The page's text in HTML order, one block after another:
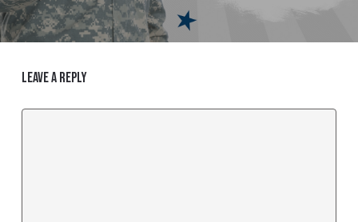
Leave a Reply